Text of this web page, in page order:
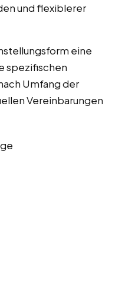
und flexiblerer
eine
spezifischen
Umfang der
Vereinbarungen